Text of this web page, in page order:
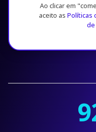
Ao clicar em
aceito as Políticas
de